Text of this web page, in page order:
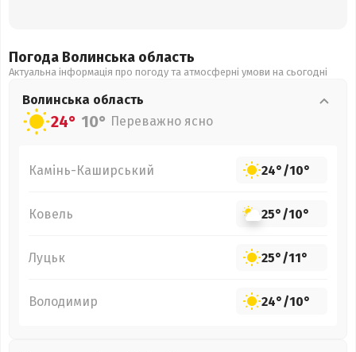
Погода Волинська область
Актуальна інформація про погоду та атмосферні умови на сьогодні
Волинська область
24° 10° Переважно ясно
Камінь-Каширський 24°/10°
Ковель 25°/10°
Луцьк 25°/11°
Володимир 24°/10°